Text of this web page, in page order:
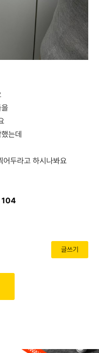
는데
어두라고 하시나봐요
104
글쓰기